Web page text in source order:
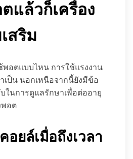
แล้วก็เครื่อง
สริม
อตแบบไหน การใช้แรงงาน
เป็น นอกเหนือจากนี้ยังมีข้อ
ในการดูแลรักษาเพื่อต่ออายุ
พอต
อยล์เมื่อถึงเวลา